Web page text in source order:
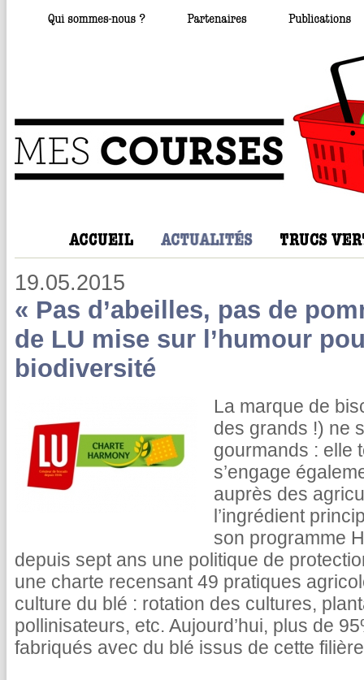
19.05.2015
« Pas d’abeilles, pas de
de LU mise sur l’humour
biodiversité
La marque de
des grands !) ne
gourmands : elle
s’engage
auprès des
l’ingrédient
son programme
depuis sept ans une politique de
une charte recensant 49 pratiques
culture du blé : rotation des cultures,
pollinisateurs, etc. Aujourd’hui, plus de
fabriqués avec du blé issus de cette